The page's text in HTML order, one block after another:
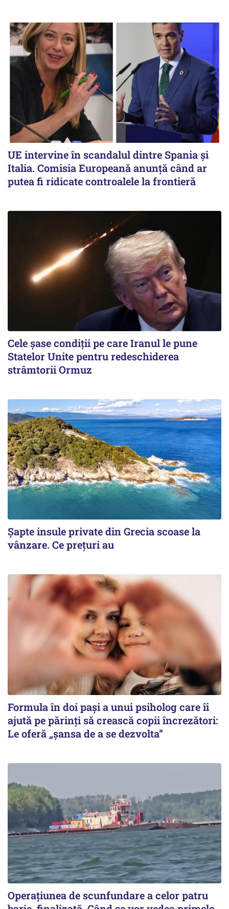
UE intervine în scandalul dintre Spania și
Italia. Comisia Europeană anunță când ar
putea fi ridicate controalele la frontieră
Cele șase condiții pe care Iranul le pune
Statelor Unite pentru redeschiderea
strâmtorii Ormuz
Șapte insule private din Grecia scoase la
vânzare. Ce prețuri au
Formula în doi pași a unui psiholog care îi
ajută pe părinți să crească copii încrezători:
Le oferă „șansa de a se dezvolta”
Operațiunea de scunfundare a celor patru